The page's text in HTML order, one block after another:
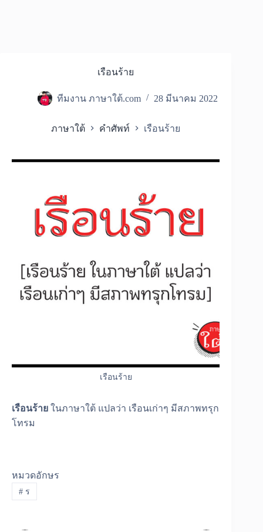
เรือนร้าย
ทีมงาน ภาษาใต้.com 28 มีนาคม 2022
ภาษาใต้ คำศัพท์ เรือนร้าย
เรือนร้าย
เรือนร้าย ในภาษาใต้ แปลว่า เรือนเก่าๆ มีสภาพทรุก
โทรม
หมวดอักษร
#ร